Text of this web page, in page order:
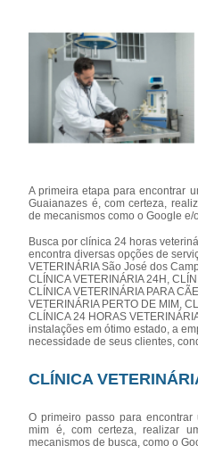
A primeira etapa para encontrar
Guaianazes é, com certeza,
de mecanismos como o Google e/
Busca por clínica 24 horas
encontra diversas opções de
VETERINÁRIA São José dos
CLÍNICA VETERINÁRIA 24H,
CLÍNICA VETERINÁRIA PARA
VETERINÁRIA PERTO DE MIM,
CLÍNICA 24 HORAS
instalações em ótimo estado, a
necessidade de seus clientes,
CLÍNICA
O primeiro passo para
mim é, com certeza, realizar
mecanismos de busca, como o